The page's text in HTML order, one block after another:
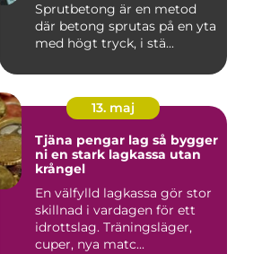
Sprutbetong är en metod
där betong sprutas på en yta
med högt tryck, i stä...
13. maj
Tjäna pengar lag så bygger
ni en stark lagkassa utan
krångel
En välfylld lagkassa gör stor
skillnad i vardagen för ett
idrottslag. Träningsläger,
cuper, nya matc...